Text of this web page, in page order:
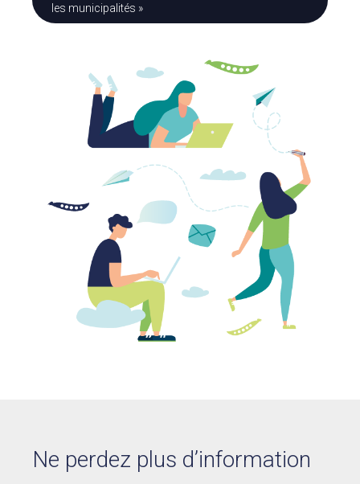
les municipalités »
Ne perdez plus d’information